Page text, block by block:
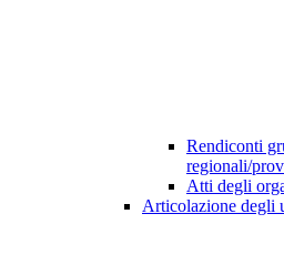
Rendiconti
regionali/
Atti degli
Articolazione degli